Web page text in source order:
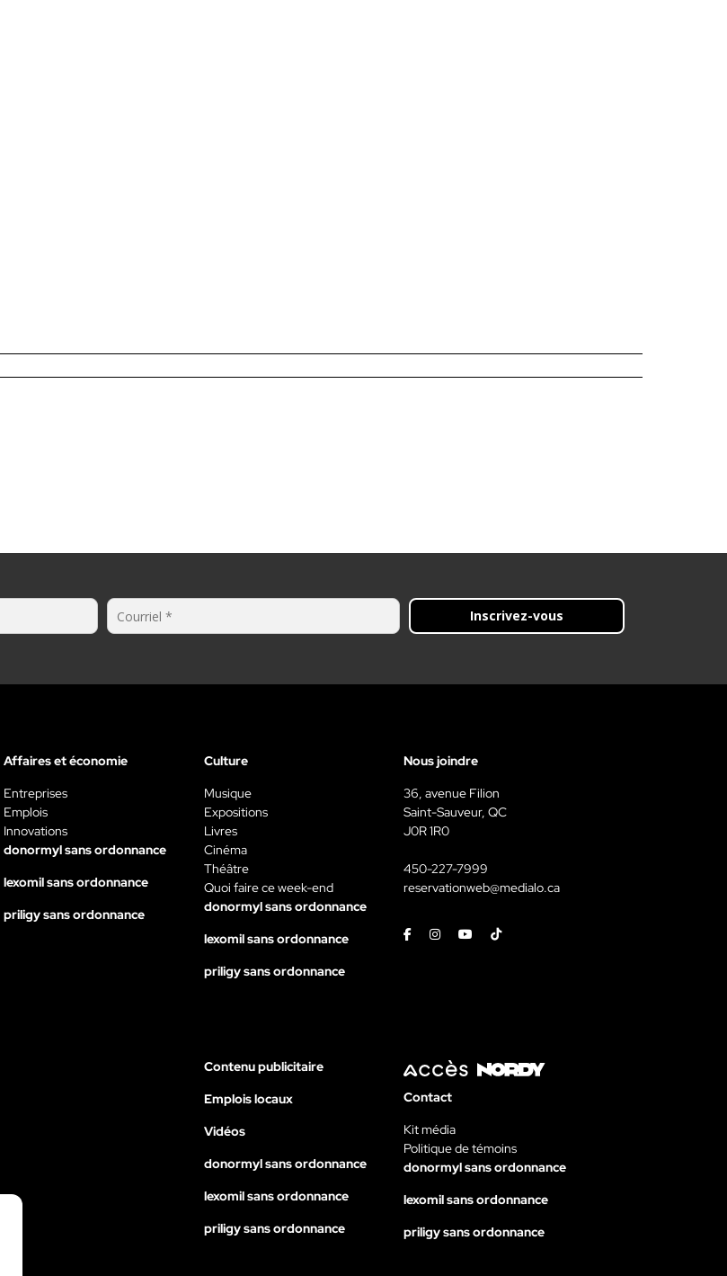
Inscrivez-vous
Affaires et économie
Entreprises
Emplois
Innovations
donormyl sans ordonnance
lexomil sans ordonnance
priligy sans ordonnance
Culture
Musique
Expositions
Livres
Cinéma
Théâtre
Quoi faire ce week-end
donormyl sans ordonnance
lexomil sans ordonnance
priligy sans ordonnance
Nous joindre
36, avenue Filion
Saint-Sauveur, QC
J0R 1R0
450-227-7999
reservationweb@medialo.ca
FacebookInstagramYoutubeTiktok
Contenu publicitaire
Emplois locaux
Vidéos
donormyl sans ordonnance
lexomil sans ordonnance
priligy sans ordonnance
Contact
Kit média
Politique de témoins
donormyl sans ordonnance
lexomil sans ordonnance
priligy sans ordonnance